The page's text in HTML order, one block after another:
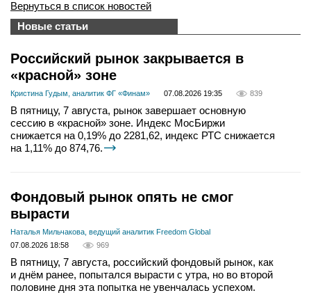
Вернуться в список новостей
Новые статьи
Российский рынок закрывается в
«красной» зоне
Кристина Гудым, аналитик ФГ «Финам» 07.08.2026 19:35 839
В пятницу, 7 августа, рынок завершает основную
сессию в «красной» зоне. Индекс МосБиржи
снижается на 0,19% до 2281,62, индекс РТС снижается
на 1,11% до 874,76.
Фондовый рынок опять не смог
вырасти
Наталья Мильчакова, ведущий аналитик Freedom Global
07.08.2026 18:58
969
В пятницу, 7 августа, российский фондовый рынок, как
и днём ранее, попытался вырасти с утра, но во второй
половине дня эта попытка не увенчалась успехом.